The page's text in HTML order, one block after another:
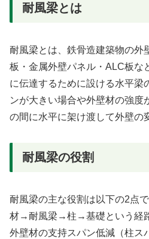
耐風梁とは
耐風梁とは、鉄骨造建築物の外
板・金属外壁パネル・ALC板な
に伝達するために設ける水平梁
ンが大きい場合や外壁材の強度
の間に水平に架け渡して外壁の
耐風梁の役割
耐風梁の主な役割は以下の2点
材→耐風梁→柱→基礎という経路
外壁材の支持スパン低減（柱ス